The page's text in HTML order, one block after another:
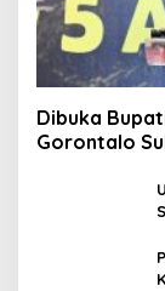
Dibuka
Gorontalo